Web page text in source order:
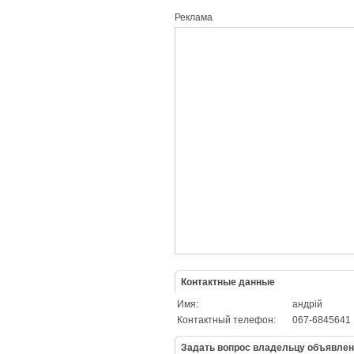
Реклама
Контактные данные
Имя:
андрій
Контактный телефон:
067-6845641
Задать вопрос владельцу